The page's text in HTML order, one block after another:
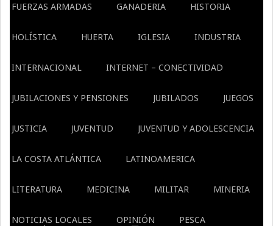
FUERZAS ARMADAS GANADERIA HISTORIA
HOLÍSTICA HUERTA IGLESIA INDUSTRIA
INTERNACIONAL INTERNET – CONECTIVIDAD
JUBILACIONES Y PENSIONES JUBILADOS JUEGOS
JUSTICIA JUVENTUD JUVENTUD Y ADOLESCENCIA
LA COSTA ATLÁNTICA LATINOAMERICA
LITERATURA MEDICINA MILITAR MINERIA
NOTICIAS LOCALES OPINIÓN PESCA